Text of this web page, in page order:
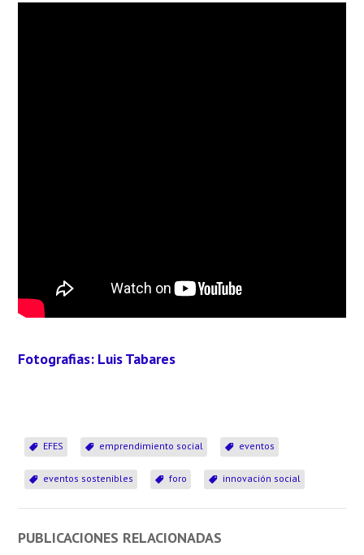
Fotografias: Luis Tabares
EFES emprendimiento social eventos
eventos sostenibles foro innovación social
PUBLICACIONES RELACIONADAS